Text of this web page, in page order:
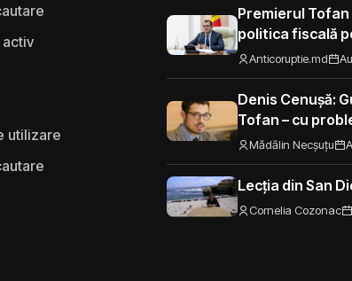
utilizare
Premierul
politica fiscală
„Nu mi se pare
să fie taxat la
Moldova”
Anticoruptie.md
Denis Cenușă:
Tofan – cu
spre UE
Mădălin Necșuțu
Lecția din San
Cornelia Cozonac